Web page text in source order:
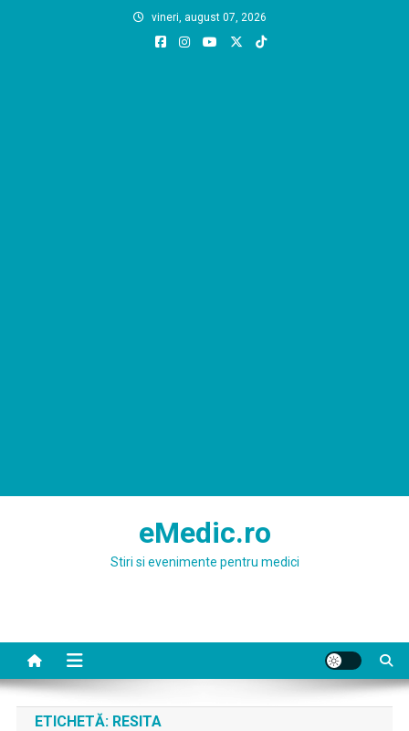
vineri, august 07, 2026
eMedic.ro
Stiri si evenimente pentru medici
ETICHETĂ: RESITA